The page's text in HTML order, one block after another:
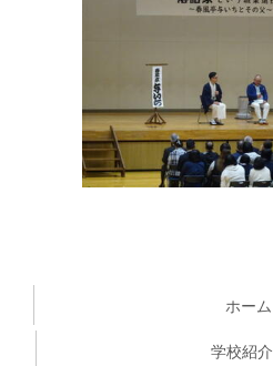
ホーム
学校紹介